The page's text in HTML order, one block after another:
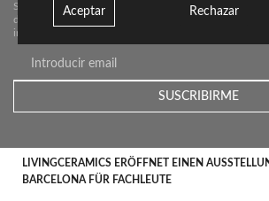
LIVINGCERAMICS ERÖFFNET EINEN
BARCELONA FÜR FACHLEUTE
Sie erhalten von uns nur dann eine E-Mail, wenn wir
dass wir
interessante Neuigkeiten für Sie haben.
Aceptar Rechazar